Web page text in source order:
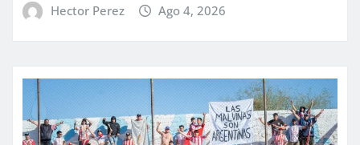
Hector Perez Ago 4, 2026